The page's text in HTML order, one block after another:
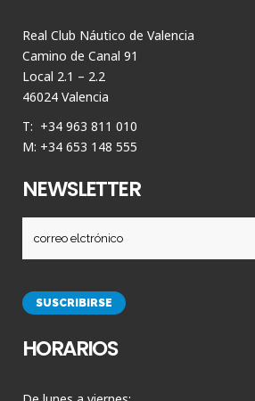
Real Club Náutico de Valencia
Camino de Canal 91
Local 2.1 – 2.2
46024 Valencia
T: +34 963 811 010
M: +34 653 148 555
NEWSLETTER
HORARIOS